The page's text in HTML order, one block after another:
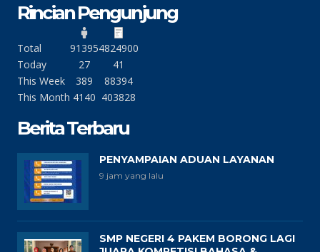
Rincian Pengunjung
Total 913954824900
Today
27
41
This Week
389
88394
This Month 4140 403828
Berita Terbaru
PENYAMPAIAN ADUAN LAYANAN
9 jam yang lalu
SMP NEGERI 4 PAKEM BORONG LAGI